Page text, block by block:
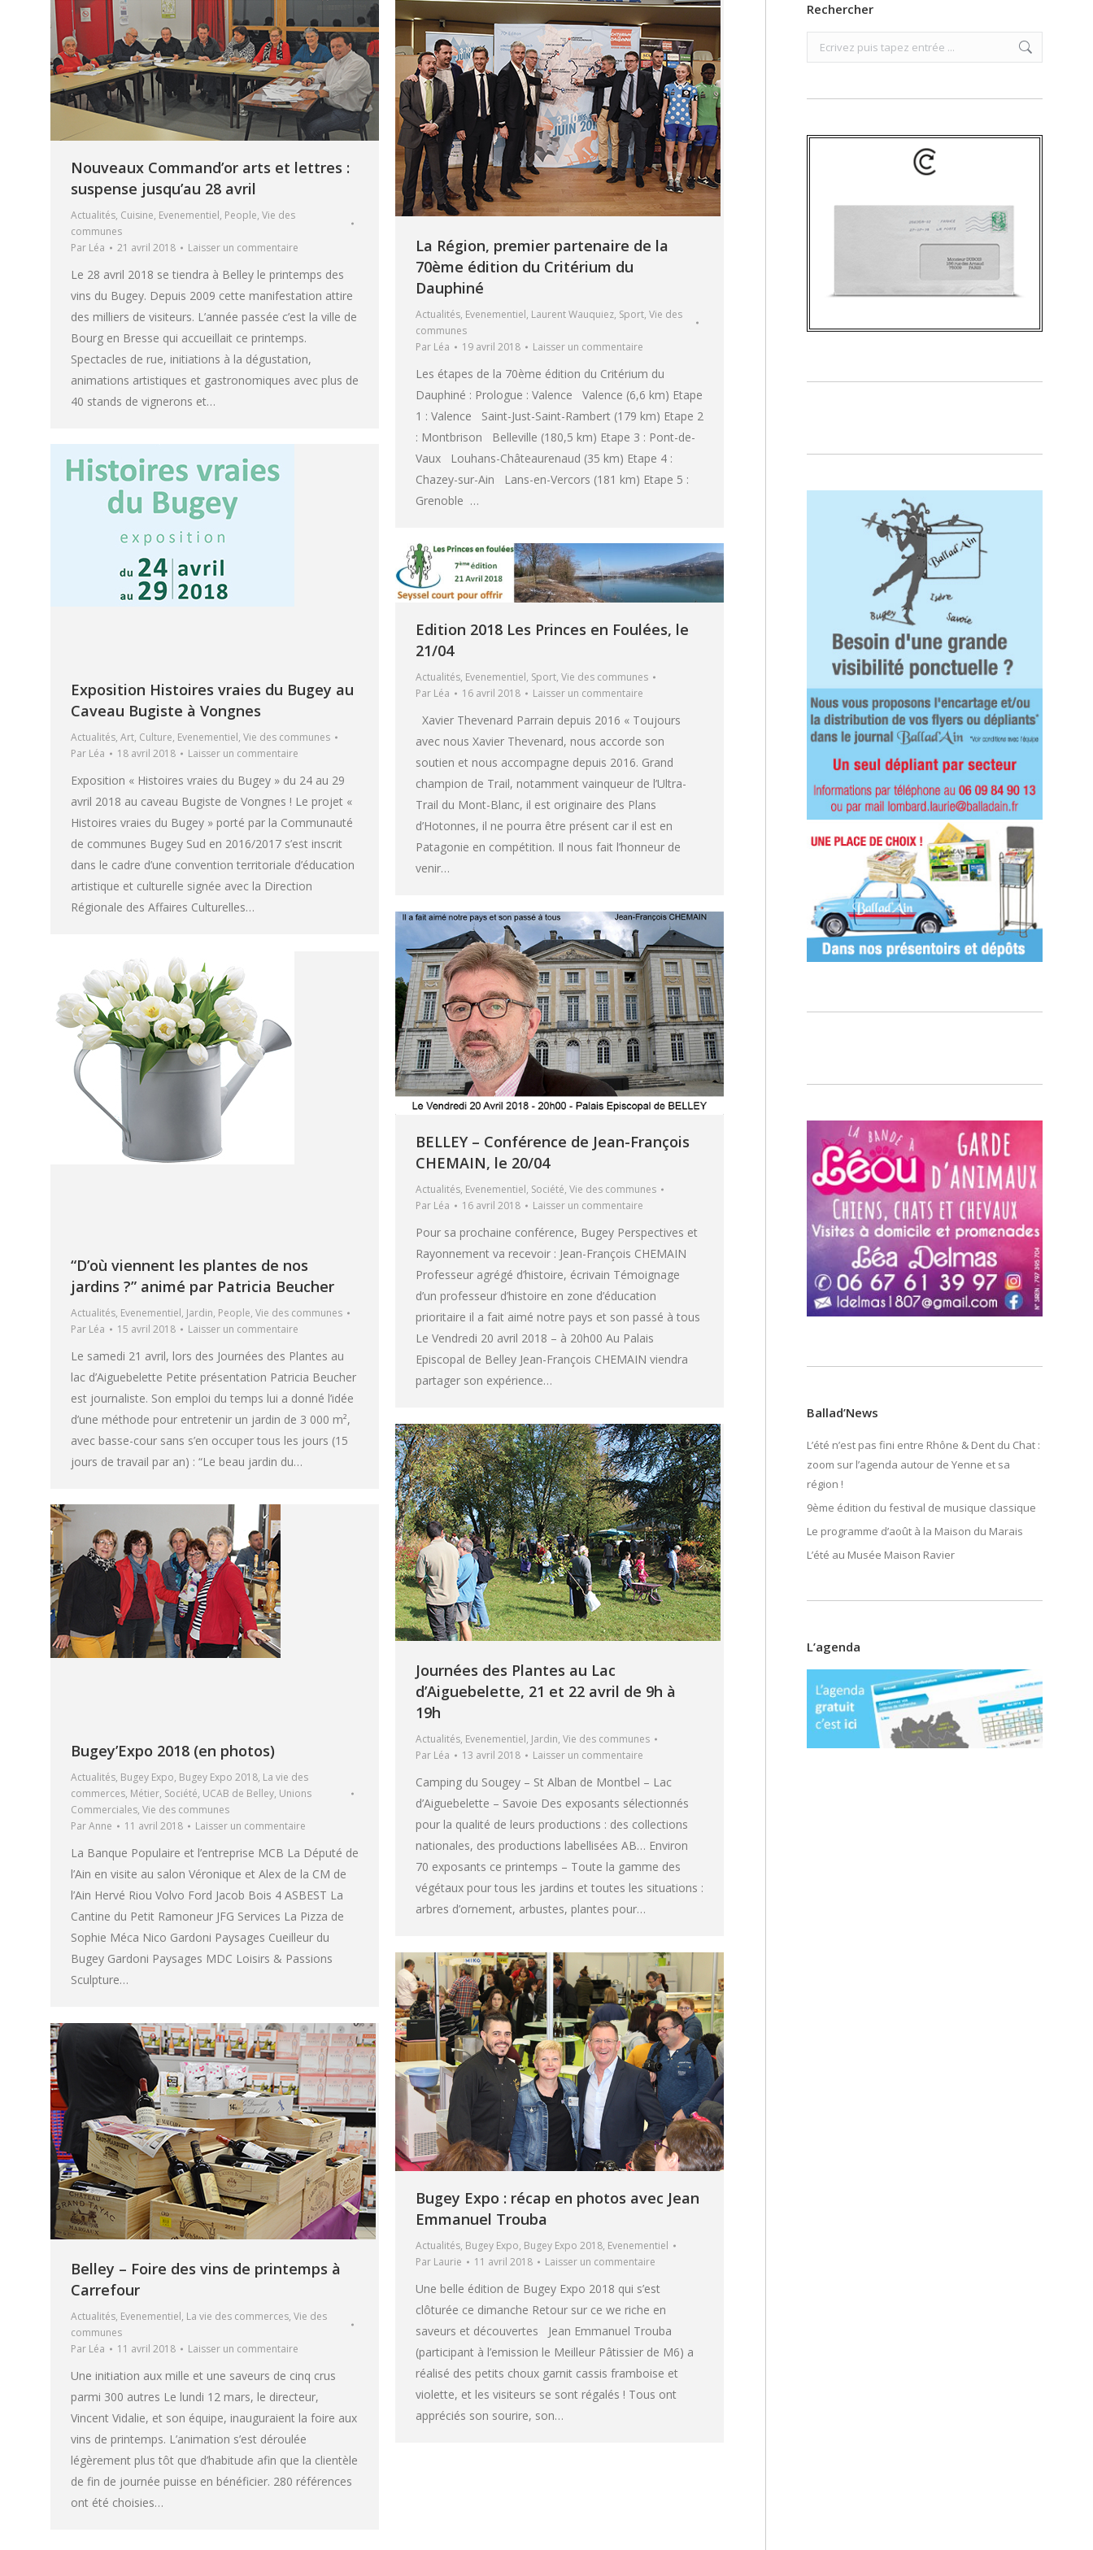
Nouveaux Command’or arts et lettres :
suspense jusqu’au 28 avril
Actualités, Cuisine, Evenementiel, People, Vie des
communes
Par Léa 21 avril 2018 Laisser un commentaire
Le 28 avril 2018 se tiendra à Belley le printemps des
vins du Bugey. Depuis 2009 cette manifestation attire
des milliers de visiteurs. L’année passée c’est la ville de
Bourg en Bresse qui accueillait ce printemps.
Spectacles de rue, initiations à la dégustation,
animations artistiques et gastronomiques avec plus de
40 stands de vignerons et…
La Région, premier partenaire de la
70ème édition du Critérium du
Dauphiné
Actualités, Evenementiel, Laurent Wauquiez, Sport, Vie des
communes
Par Léa 19 avril 2018 Laisser un commentaire
Les étapes de la 70ème édition du Critérium du
Dauphiné : Prologue : Valence Valence (6,6 km) Etape
1 : Valence Saint-Just-Saint-Rambert (179 km) Etape 2
: Montbrison Belleville (180,5 km) Etape 3 : Pont-de-
Vaux Louhans-Châteaurenaud (35 km) Etape 4 :
Chazey-sur-Ain Lans-en-Vercors (181 km) Etape 5 :
Grenoble …
Exposition Histoires vraies du Bugey au
Caveau Bugiste à Vongnes
Actualités, Art, Culture, Evenementiel, Vie des communes
Par Léa 18 avril 2018 Laisser un commentaire
Exposition « Histoires vraies du Bugey » du 24 au 29
avril 2018 au caveau Bugiste de Vongnes ! Le projet «
Histoires vraies du Bugey » porté par la Communauté
de communes Bugey Sud en 2016/2017 s’est inscrit
dans le cadre d’une convention territoriale d’éducation
artistique et culturelle signée avec la Direction
Régionale des Affaires Culturelles…
Edition 2018 Les Princes en Foulées, le
21/04
Actualités, Evenementiel, Sport, Vie des communes
Par Léa 16 avril 2018 Laisser un commentaire
Xavier Thevenard Parrain depuis 2016 « Toujours
avec nous Xavier Thevenard, nous accorde son
soutien et nous accompagne depuis 2016. Grand
champion de Trail, notamment vainqueur de l’Ultra-
Trail du Mont-Blanc, il est originaire des Plans
d’Hotonnes, il ne pourra être présent car il est en
Patagonie en compétition. Il nous fait l’honneur de
venir…
BELLEY – Conférence de Jean-François
CHEMAIN, le 20/04
Actualités, Evenementiel, Société, Vie des communes
Par Léa 16 avril 2018 Laisser un commentaire
Pour sa prochaine conférence, Bugey Perspectives et
Rayonnement va recevoir : Jean-François CHEMAIN
Professeur agrégé d’histoire, écrivain Témoignage
d’un professeur d’histoire en zone d’éducation
prioritaire il a fait aimé notre pays et son passé à tous
Le Vendredi 20 avril 2018 – à 20h00 Au Palais
Episcopal de Belley Jean-François CHEMAIN viendra
partager son expérience…
“D’où viennent les plantes de nos
jardins ?” animé par Patricia Beucher
Actualités, Evenementiel, Jardin, People, Vie des communes
Par Léa 15 avril 2018 Laisser un commentaire
Le samedi 21 avril, lors des Journées des Plantes au
lac d’Aiguebelette Petite présentation Patricia Beucher
est journaliste. Son emploi du temps lui a donné l’idée
d’une méthode pour entretenir un jardin de 3 000 m²,
avec basse-cour sans s’en occuper tous les jours (15
jours de travail par an) : “Le beau jardin du…
Journées des Plantes au Lac
d’Aiguebelette, 21 et 22 avril de 9h à
19h
Actualités, Evenementiel, Jardin, Vie des communes
Par Léa 13 avril 2018 Laisser un commentaire
Camping du Sougey – St Alban de Montbel – Lac
d’Aiguebelette – Savoie Des exposants sélectionnés
pour la qualité de leurs productions : des collections
nationales, des productions labellisées AB… Environ
70 exposants ce printemps – Toute la gamme des
végétaux pour tous les jardins et toutes les situations :
arbres d’ornement, arbustes, plantes pour…
Bugey’Expo 2018 (en photos)
Actualités, Bugey Expo, Bugey Expo 2018, La vie des
commerces, Métier, Société, UCAB de Belley, Unions
Commerciales, Vie des communes
ParAnne 11 avril 2018 Laisser un commentaire
La Banque Populaire et l’entreprise MCB La Député de
l’Ain en visite au salon Véronique et Alex de la CM de
l’Ain Hervé Riou Volvo Ford Jacob Bois 4 ASBEST La
Cantine du Petit Ramoneur JFG Services La Pizza de
Sophie Méca Nico Gardoni Paysages Cueilleur du
Bugey Gardoni Paysages MDC Loisirs & Passions
Sculpture…
Bugey Expo : récap en photos avec Jean
Emmanuel Trouba
Actualités, Bugey Expo, Bugey Expo 2018, Evenementiel
Par Laurie 11 avril 2018 Laisser un commentaire
Une belle édition de Bugey Expo 2018 qui s’est
clôturée ce dimanche Retour sur ce we riche en
saveurs et découvertes Jean Emmanuel Trouba
(participant à l’emission le Meilleur Pâtissier de M6) a
réalisé des petits choux garnit cassis framboise et
violette, et les visiteurs se sont régalés ! Tous ont
appréciés son sourire, son…
Belley – Foire des vins de printemps à
Carrefour
Actualités, Evenementiel, La vie des commerces, Vie des
communes
Par Léa 11 avril 2018 Laisser un commentaire
Une initiation aux mille et une saveurs de cinq crus
parmi 300 autres Le lundi 12 mars, le directeur,
Vincent Vidalie, et son équipe, inauguraient la foire aux
vins de printemps. L’animation s’est déroulée
légèrement plus tôt que d’habitude afin que la clientèle
de fin de journée puisse en bénéficier. 280 références
ont été choisies…
Rechercher
Search:
Ballad’News
L’été n’est pas fini entre Rhône & Dent du Chat :
zoom sur l’agenda autour de Yenne et sa
région !
9ème édition du festival de musique classique
Le programme d’août à la Maison du Marais
L’été au Musée Maison Ravier
L’agenda